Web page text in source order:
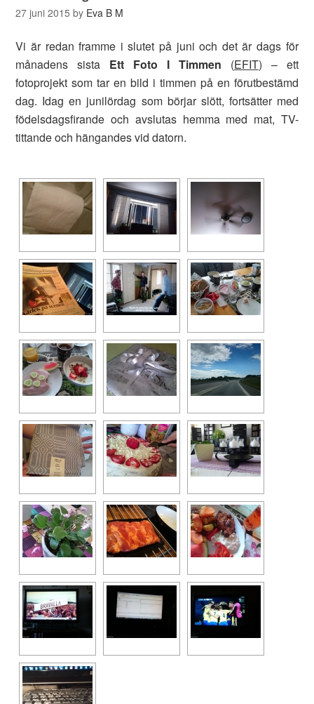
27 juni 2015 by Eva B M
Vi är redan framme i slutet på juni och det är dags för
månadens sista Ett Foto I Timmen (EFIT) – ett
fotoprojekt som tar en bild i timmen på en förutbestämd
dag. Idag en junilördag som börjar slött, fortsätter med
födelsdagsfirande och avslutas hemma med mat, TV-
tittande och hängandes vid datorn.